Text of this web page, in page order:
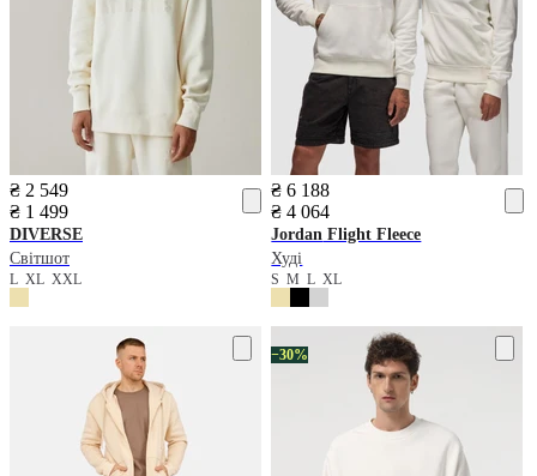
₴ 2 549
₴ 1 499
DIVERSE
Світшот
L XL XXL
₴ 6 188
₴ 4 064
Jordan Flight Fleece
Худі
SMLXL
−30%